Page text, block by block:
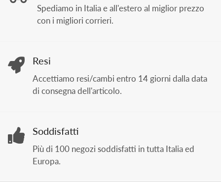
Spediamo in Italia e all'estero al miglior prezzo
con i migliori corrieri.
Resi
Accettiamo resi/cambi entro 14 giorni dalla data
di consegna dell'articolo.
Soddisfatti
Più di 100 negozi soddisfatti in tutta Italia ed
Europa.